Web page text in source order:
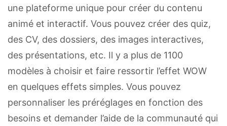
une plateforme unique pour créer du contenu
animé et interactif. Vous pouvez créer des quiz,
des CV, des dossiers, des images interactives,
des présentations, etc. Il y a plus de 1100
modèles à choisir et faire ressortir l’effet WOW
en quelques effets simples. Vous pouvez
personnaliser les préréglages en fonction des
besoins et demander l’aide de la communauté qui